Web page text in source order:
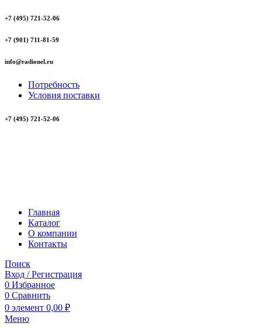
+7 (495) 721-52-06
+7 (901) 711-81-59
info@radionel.ru
Потребность
Условия поставки
+7 (495) 721-52-06
Главная
Каталог
О компании
Контакты
Поиск
Вход / Регистрация
0 Избранное
0 Сравнить
0 элемент 0,00 ₽
Меню